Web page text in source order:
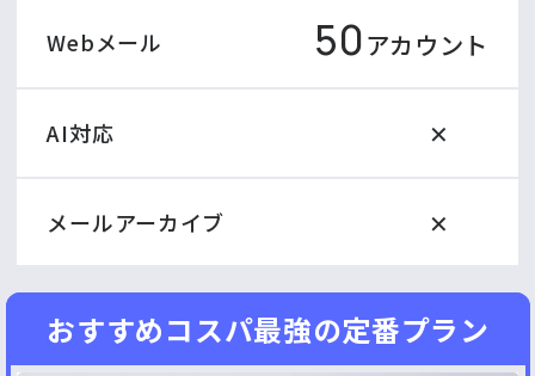
Webメール 50アカウント
AI対応 ✕
メールアーカイブ ✕
おすすめコスパ最強の定番プラン